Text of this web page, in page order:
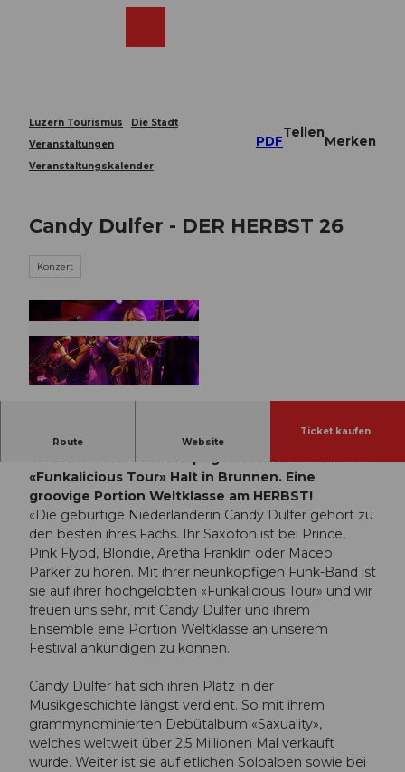
Luzern Tourismus
Die Stadt
Veranstaltungen
Veranstaltungskalender
PDF
Teilen
Merken
Candy Dulfer - DER HERBST 26
Konzert
Route Website
Ticket kaufen
Die weltberühmte Saxofonistin Candy Dulfer
macht mit ihrer neunköpfigen Funk-Band auf der
«Funkalicious Tour» Halt in Brunnen. Eine
groovige Portion Weltklasse am HERBST!
«Die gebürtige Niederländerin Candy Dulfer gehört zu
den besten ihres Fachs. Ihr Saxofon ist bei Prince,
Pink Flyod, Blondie, Aretha Franklin oder Maceo
Parker zu hören. Mit ihrer neunköpfigen Funk-Band ist
sie auf ihrer hochgelobten «Funkalicious Tour» und wir
freuen uns sehr, mit Candy Dulfer und ihrem
Ensemble eine Portion Weltklasse an unserem
Festival ankündigen zu können.
Candy Dulfer hat sich ihren Platz in der
Musikgeschichte längst verdient. So mit ihrem
grammynominierten Debütalbum «Saxuality»,
welches weltweit über 2,5 Millionen Mal verkauft
wurde. Weiter ist sie auf etlichen Soloalben sowie bei